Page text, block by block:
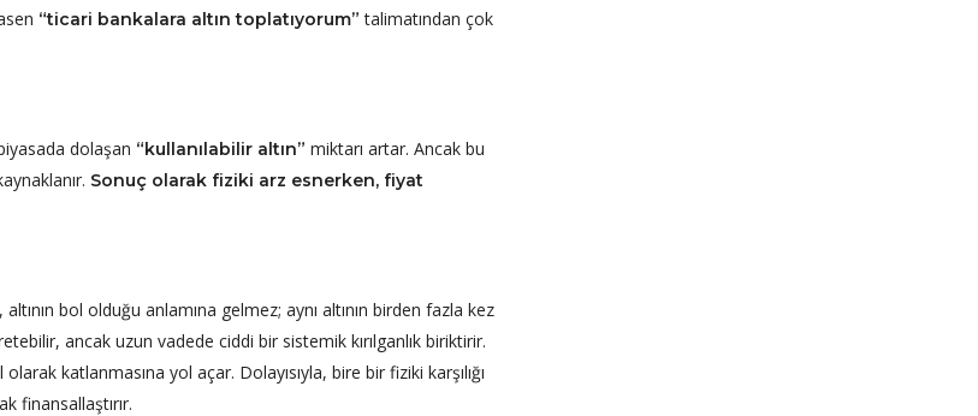
“ticari bankalara altın toplatıyorum” talimatından çok
dolaşan “kullanılabilir altın” miktarı artar. Ancak bu
Sonuç olarak fiziki arz esnerken, fiyat
altının bol olduğu anlamına gelmez; aynı altının birden fazla kez
ancak uzun vadede ciddi bir sistemik kırılganlık biriktirir.
katlanmasına yol açar. Dolayısıyla, bire bir fiziki karşılığı
finansallaştırır.